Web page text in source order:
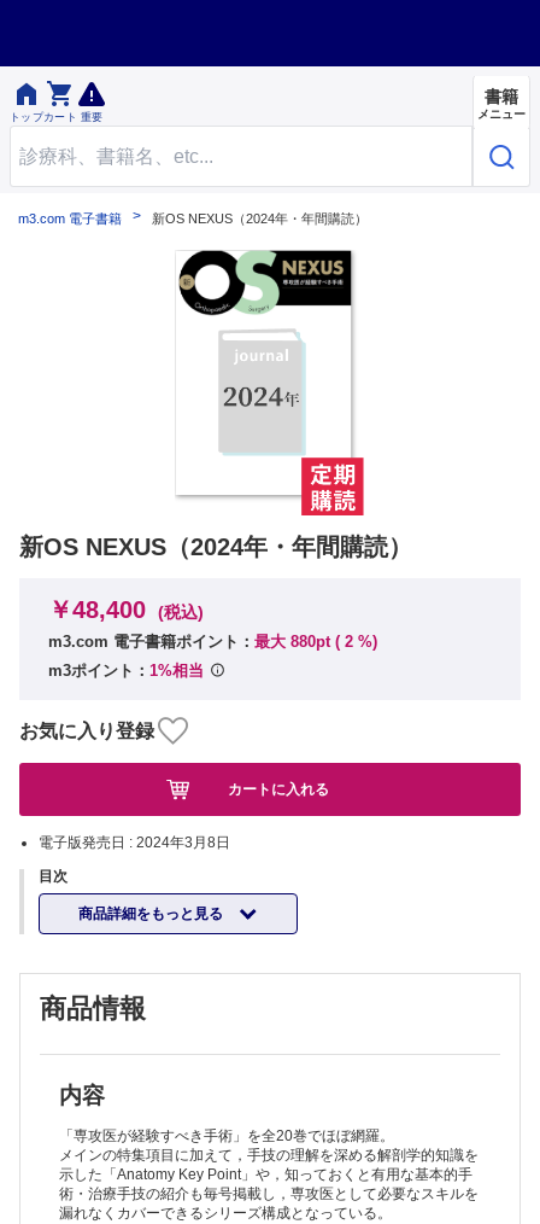

トップ

カート 重要
書籍
メニュー
m3.com 電子書籍 新OS NEXUS（2024年・年間購読）
新OS NEXUS（2024年・年間購読）
電子版発売日 : 2024年3月8日
目次
商品詳細をもっと見る
￥48,400 (税込)
m3.com 電子書籍ポイント： 最大 880pt ( 2 %)
m3ポイント： 1%相当
お気に入り登録
カートに入れる
商品情報
内容
「専攻医が経験すべき手術」を全20巻でほぼ網羅。
メインの特集項目に加えて，手技の理解を深める解剖学的知識を
示した「Anatomy Key Point」や，知っておくと有用な基本的手
術・治療手技の紹介も毎号掲載し，専攻医として必要なスキルを
漏れなくカバーできるシリーズ構成となっている。